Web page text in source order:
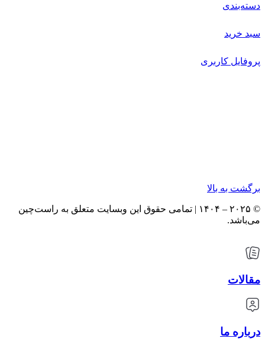
دسته‌بندی
سبد خرید
پروفایل کاربری
برگشت به بالا
© ۲۰۲۵ – ۱۴۰۴ | تمامی حقوق این وبسایت متعلق به راست‌چین
می‌باشد.
مقالات
درباره ما